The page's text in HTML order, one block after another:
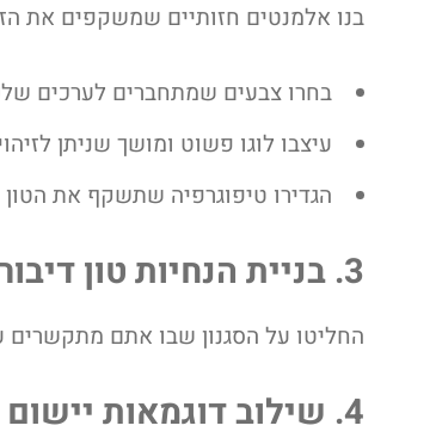
בנו אלמנטים חזותיים שמשקפים את
בחרו צבעים שמתחברים לערכים
עיצבו לוגו פשוט ומושך שניתן
הגדירו טיפוגרפיה שתשקף את
3. בניית הנחיות טון דיבור
החליטו על הסגנון שבו אתם מתקשרים
4. שילוב דוגמאות יישום